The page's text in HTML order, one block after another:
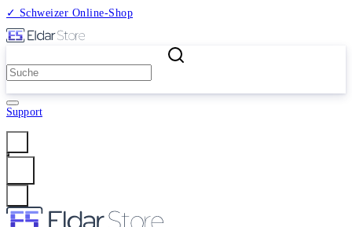
✓ Schweizer Online-Shop
Support